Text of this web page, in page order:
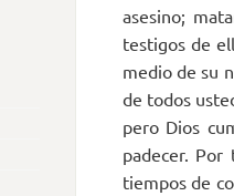
asesino;
testigos de
medio de su
de todos
pero Dios
padecer. Por
tiempos de